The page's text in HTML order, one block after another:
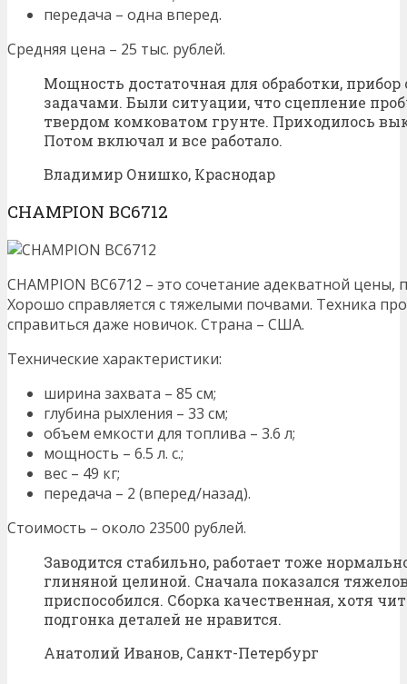
передача – одна вперед.
Средняя цена – 25 тыс. рублей.
Мощность достаточная для обработки,
задачами. Были ситуации, что сцепление
твердом комковатом грунте. Приходилось
Потом включал и все работало.
Владимир Онишко, Краснодар
CHAMPION BC6712
CHAMPION BC6712 – это сочетание адекватной
Хорошо справляется с тяжелыми почвами. Техника
справиться даже новичок. Страна – США.
Технические характеристики:
ширина захвата – 85 см;
глубина рыхления – 33 см;
объем емкости для топлива – 3.6 л;
мощность – 6.5 л. с.;
вес – 49 кг;
передача – 2 (вперед/назад).
Стоимость – около 23500 рублей.
Заводится стабильно, работает тоже
глиняной целиной. Сначала показался
приспособился. Сборка качественная, хотя
подгонка деталей не нравится.
Анатолий Иванов, Санкт-Петербург